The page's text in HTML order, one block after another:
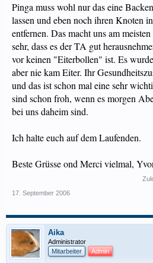
Pinga muss wohl nur das eine
lassen und eben noch ihren Knoten
entfernen. Das macht uns am
sehr, dass es der TA gut
vor keinen "Eiterbollen" ist. Es
aber nie kam Eiter. Ihr
und das ist schon mal eine sehr
sind schon froh, wenn es morgen
bei uns daheim sind.
Ich halte euch auf dem Laufenden.
Beste Grüsse ond Merci vielmal,
17. September 2006
Aika
Administrator
Mitarbeiter
Admin